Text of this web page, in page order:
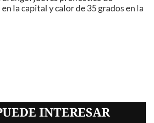
la capital y calor de 35 grados en la
INTERESAR